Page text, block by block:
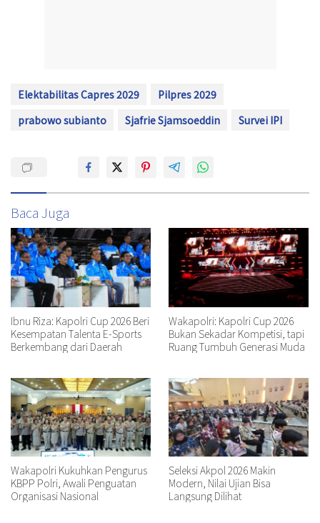
Elektabilitas Capres 2029
Pilpres 2029
prabowo subianto
Sjafrie Sjamsoeddin Survei IPI
Baca Juga
Ibnu Riza: Kapolri Cup 2026 Beri
Kesempatan Talenta E-Sports
Berkembang dari Daerah
Wakapolri: Kapolri Cup 2026
Bukan Sekadar Kompetisi, tapi
Ruang Tumbuh Generasi Muda
Wakapolri Kukuhkan Pengurus
KBPP Polri, Awali Penguatan
Organisasi Nasional
Seleksi Akpol 2026 Makin
Modern, Nilai Ujian Bisa
Langsung Dilihat